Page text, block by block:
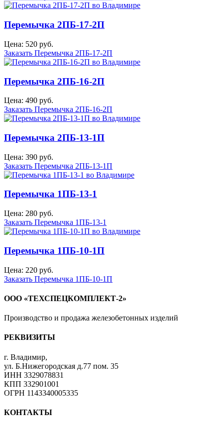
Перемычка 2ПБ-17-2П
Цена: 520 руб.
Заказать Перемычка 2ПБ-17-2П
Перемычка 2ПБ-16-2П
Цена: 490 руб.
Заказать Перемычка 2ПБ-16-2П
Перемычка 2ПБ-13-1П
Цена: 390 руб.
Заказать Перемычка 2ПБ-13-1П
Перемычка 1ПБ-13-1
Цена: 280 руб.
Заказать Перемычка 1ПБ-13-1
Перемычка 1ПБ-10-1П
Цена: 220 руб.
Заказать Перемычка 1ПБ-10-1П
ООО «ТЕХСПЕЦКОМПЛЕКТ-2»
Производство и продажа железобетонных изделий
РЕКВИЗИТЫ
г. Владимир,
ул. Б.Нижегородская д.77 пом. 35
ИНН 3329078831
КПП 332901001
ОГРН 1143340005335
КОНТАКТЫ